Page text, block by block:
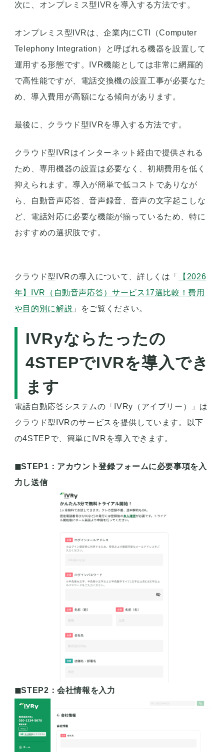
次に、オンプレミス型IVRを導入する方法です。
オンプレミス型IVRは、企業内にCTI（Computer
Telephony Integration）と呼ばれる機器を設置して
運用する形態です。IVR機能としては非常に網羅的
で高性能ですが、電話交換機の設置工事が必要なた
め、導入費用が高額になる傾向があります。
最後に、クラウド型IVRを導入する方法です。
クラウド型IVRはインターネット経由で提供される
ため、専用機器の設置は必要なく、初期費用を低く
抑えられます。導入が簡単で低コストでありなが
ら、自動音声応答、音声録音、音声の文字起こしな
ど、電話対応に必要な機能が揃っているため、特に
おすすめの選択肢です。
クラウド型IVRの導入について、詳しくは「
【2026
年】IVR（自動音声応答）サービス17選比較！費用
や目的別に解説 」をご覧ください。
IVRyならたったの
4STEPでIVRを導入でき
ます
電話自動応答システムの「IVRy（アイブリー）」は
クラウド型IVRのサービスを提供しています。以下
の4STEPで、簡単にIVRを導入できます。
◼︎STEP1：アカウント登録フォームに必要事項を入
力し送信
◼︎STEP2：会社情報を入力